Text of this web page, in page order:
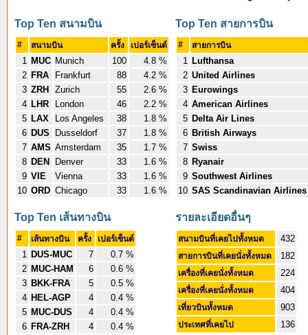
Top Ten สนามบิน
# สนามบิน ครั้ง เปอร์เซ็นต์
1 MUC Munich 100
4.8 %
2 FRA Frankfurt 88
4.2 %
3 ZRH Zurich 55
2.6 %
4 LHR London 46
2.2 %
5 LAX Los Angeles 38
1.8 %
6 DUS Dusseldorf 37
1.8 %
7 AMS Amsterdam 35
1.7 %
8 DEN Denver 33
1.6 %
9 VIE Vienna 33
1.6 %
10 ORD Chicago 33 1.6 %
Top Ten สายการบิน
# สายการบิน
1 Lufthansa
2 United Airlines
3 Eurowings
4 American Airlines
5 Delta Air Lines
6 British Airways
7 Swiss
8 Ryanair
9 Southwest Airlines
10 SAS Scandinavian Airlines
Top Ten เส้นทางบิน
# เส้นทางบิน ครั้ง เปอร์เซ็นต์
1 DUS-MUC 7
0.7 %
2 MUC-HAM 6
0.6 %
3 BKK-FRA 5
0.5 %
4 HEL-AGP 4
0.4 %
5 MUC-DUS 4
0.4 %
6 FRA-ZRH 4
0.4 %
รายละเอียดอื่นๆ
สนามบินที่เคยไปทั้งหมด 432
สายการบินที่เคยนั่งทั้งหมด 182
เครื่องที่เคยนั่งทั้งหมด 224
เครื่องที่เคยนั่งทั้งหมด 404
เที่ยวบินทั้งหมด 903
ประเทศที่เคยไป 136